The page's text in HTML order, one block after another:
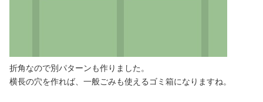
折角なので別パターンも作りました。
横長の穴を作れば、一般ごみも使えるゴミ箱になりますね。